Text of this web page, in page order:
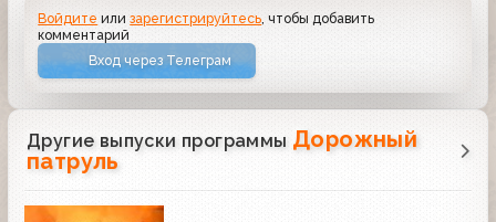
Войдите илизарегистрируйтесь, чтобы добавить
комментарий
Вход через Телеграм
Другие выпуски программы Дорожный
патруль